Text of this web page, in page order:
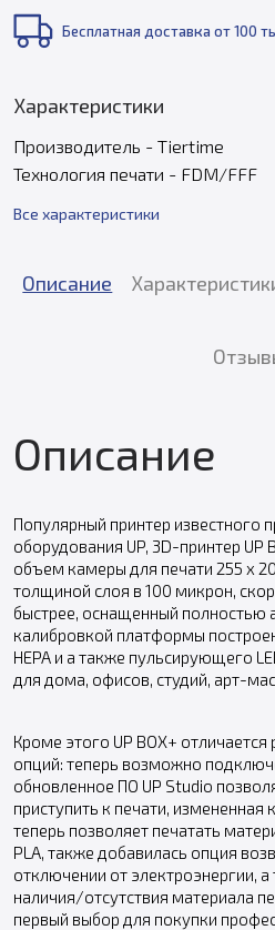
Бесплатная доставка от 100
Характеристики
Производитель - Tiertime
Технология печати - FDM/FFF
Все характеристики
Описание
Описание
Популярный принтер известного
оборудования UP, 3D-принтер
объем камеры для печати 255 x
толщиной слоя в 100 микрон,
быстрее, оснащенный полностью
калибровкой платформы
HEPA и а также пульсирующего
для дома, офисов, студий, арт-
Кроме этого UP BOX+
опций: теперь возможно
обновленное ПО UP Studio
приступить к печати, измененная
теперь позволяет печатать
PLA, также добавилась опция
отключении от электроэнергии,
наличия/отсутствия материала
первый выбор для покупки